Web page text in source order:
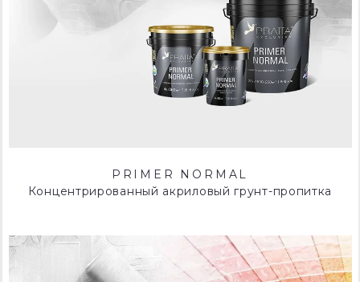
PRIMER NORMAL
Концентрированный акриловый грунт-пропитка